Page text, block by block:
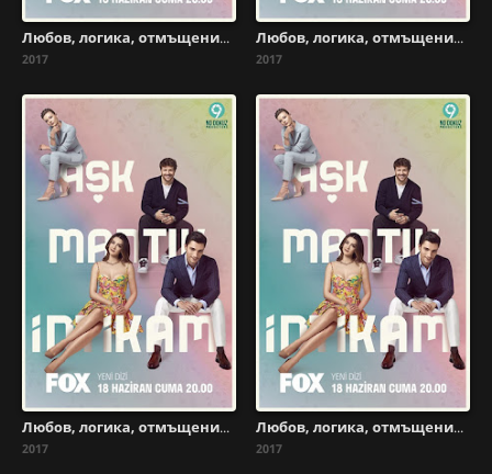
Любов, логика, отмъщение - Сезон 1 Епизод 23
2017
Любов, логика, отмъщение - Сезон 1 Епизод 22
2017
Любов, логика, отмъщение - Сезон 1 Епизод 20
2017
Любов, логика, отмъщение - Сезон 1 Епизод 19
2017